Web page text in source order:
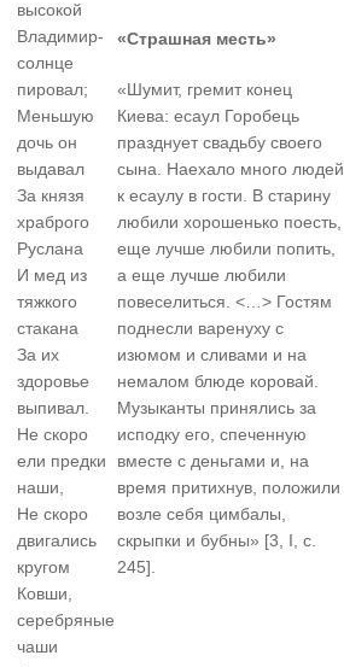
высокой
Владимир-
солнце
пировал;
Меньшую
дочь он
выдавал
За князя
храброго
Руслана
И мед из
тяжкого
стакана
За их
здоровье
выпивал.
Не скоро
ели предки
наши,
Не скоро
двигались
кругом
Ковши,
серебряные
чаши
«Страшная месть»
«Шумит, гремит конец
Киева: есаул Горобець
празднует свадьбу своего
сына. Наехало много людей
к есаулу в гости. В старину
любили хорошенько поесть,
еще лучше любили попить,
а еще лучше любили
повеселиться. <…> Гостям
поднесли варенуху с
изюмом и сливами и на
немалом блюде коровай.
Музыканты принялись за
исподку его, спеченную
вместе с деньгами и, на
время притихнув, положили
возле себя цимбалы,
скрыпки и бубны» [3, I, с.
245].